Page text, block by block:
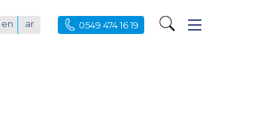
en ar 0549 474 16 19